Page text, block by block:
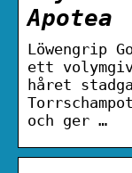
Apotea
Löwengrip
ett
håret
och ger …